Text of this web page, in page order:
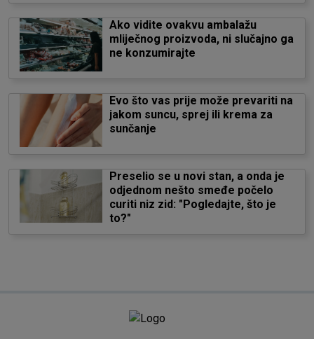
Ako vidite ovakvu ambalažu
mliječnog proizvoda, ni slučajno ga
ne konzumirajte
Evo što vas prije može prevariti na
jakom suncu, sprej ili krema za
sunčanje
Preselio se u novi stan, a onda je
odjednom nešto smeđe počelo
curiti niz zid: "Pogledajte, što je
to?"